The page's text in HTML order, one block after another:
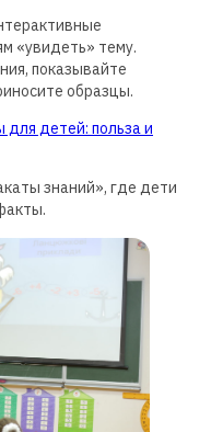
«увидеть» тему.
показывайте
образцы.
детей: польза и
знаний», где дети